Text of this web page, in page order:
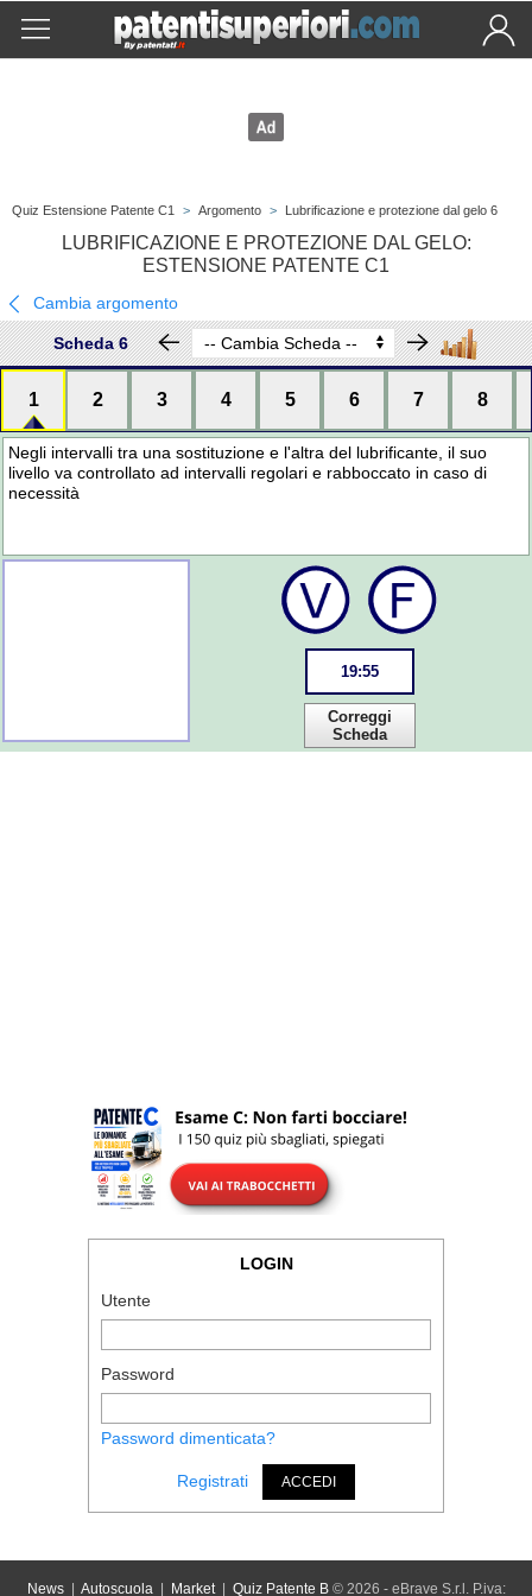
Quiz Estensione Patente C1 > Argomento > Lubrificazione e protezione dal gelo 6
LUBRIFICAZIONE E PROTEZIONE DAL GELO:
ESTENSIONE PATENTE C1
Cambia argomento
Scheda 6
1 2 3 4 5 6 7 8
Negli intervalli tra una sostituzione e l'altra del lubrificante, il suo
livello va controllato ad intervalli regolari e rabboccato in caso di
necessità
19:55
Correggi
Scheda
LOGIN
Utente
Password
Password dimenticata?
Registrati ACCEDI
News| Autoscuola| Market| Quiz Patente B© 2026 - eBrave S.r.l. P.iva: